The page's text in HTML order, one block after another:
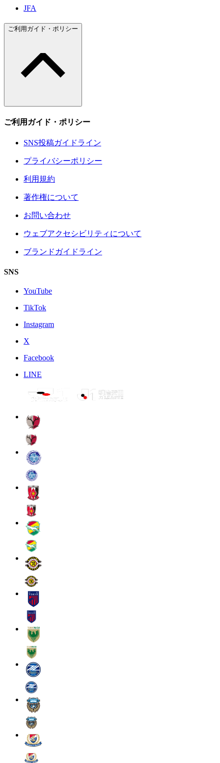
JFA
ご利用ガイド・ポリシー
ご利用ガイド・ポリシー
SNS投稿ガイドライン
プライバシーポリシー
利用規約
著作権について
お問い合わせ
ウェブアクセシビリティについて
ブランドガイドライン
SNS
YouTube
TikTok
Instagram
X
Facebook
LINE